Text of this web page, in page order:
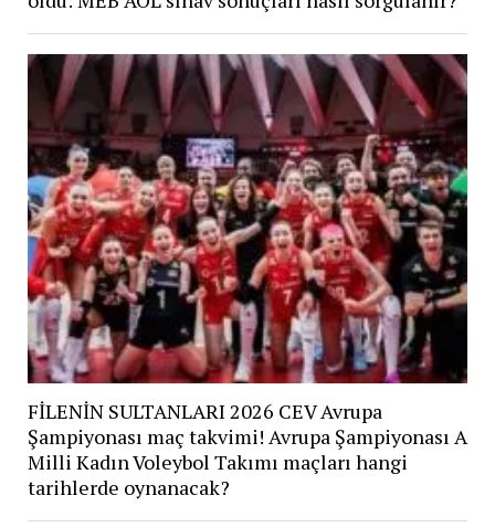
FİLENİN SULTANLARI 2026 CEV Avrupa
Şampiyonası maç takvimi! Avrupa Şampiyonası A
Milli Kadın Voleybol Takımı maçları hangi
tarihlerde oynanacak?